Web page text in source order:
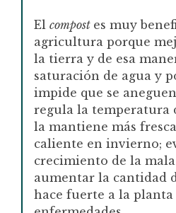
El compost es muy
agricultura porque
la tierra y de esa
saturación de agua y
impide que se
regula la temperatura
la mantiene más
caliente en invierno;
crecimiento de la
aumentar la cantidad
hace fuerte a la